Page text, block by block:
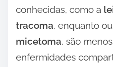
conhecidas, como a
tracoma, enquanto
micetoma, são
enfermidades